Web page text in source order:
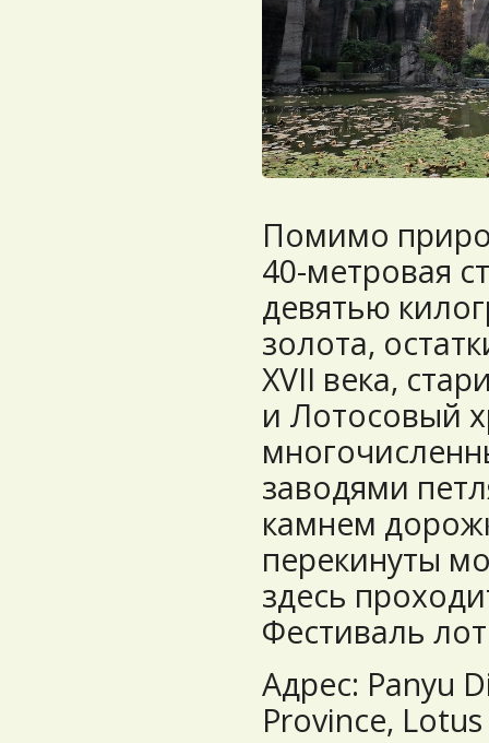
Помимо
40-метровая
девятью
золота,
XVII века,
и Лотосовый
заводями
камнем
перекинуты
здесь
Фестиваль
Адрес: Panyu
Province,